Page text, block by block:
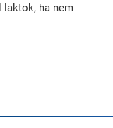
laktok, ha nem